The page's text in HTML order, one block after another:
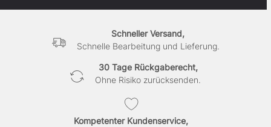
Schneller Versand,
Schnelle Bearbeitung und Lieferung.
30 Tage Rückgaberecht,
Ohne Risiko zurücksenden.
Kompetenter Kundenservice,